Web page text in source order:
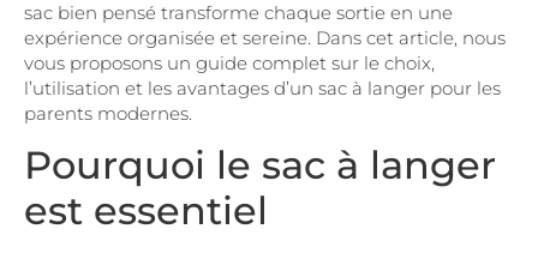
sac bien pensé transforme chaque sortie en une
expérience organisée et sereine. Dans cet article, nous
vous proposons un guide complet sur le choix,
l’utilisation et les avantages d’un sac à langer pour les
parents modernes.
Pourquoi le sac à langer
est essentiel